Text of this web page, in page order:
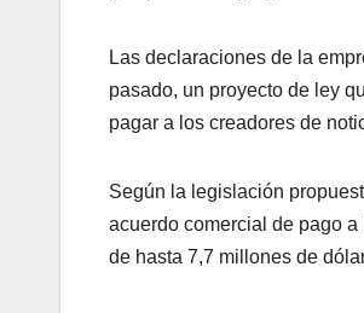
Las declaraciones de la
pasado, un proyecto de ley
pagar a los creadores de
Según la legislación
acuerdo comercial de pago
de hasta 7,7 millones de